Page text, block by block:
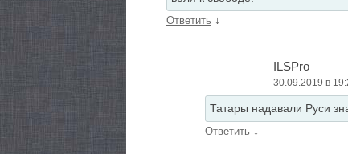
Ответить ↓
ILSPro
30.09.2019 в
Татары надавали Руси
Ответить ↓